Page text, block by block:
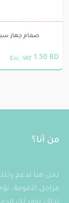
صمام جهاز
1.50 BD
Exc. VAT
من أنا؟
نحن هنا لدعم
مراحل الأمومة.